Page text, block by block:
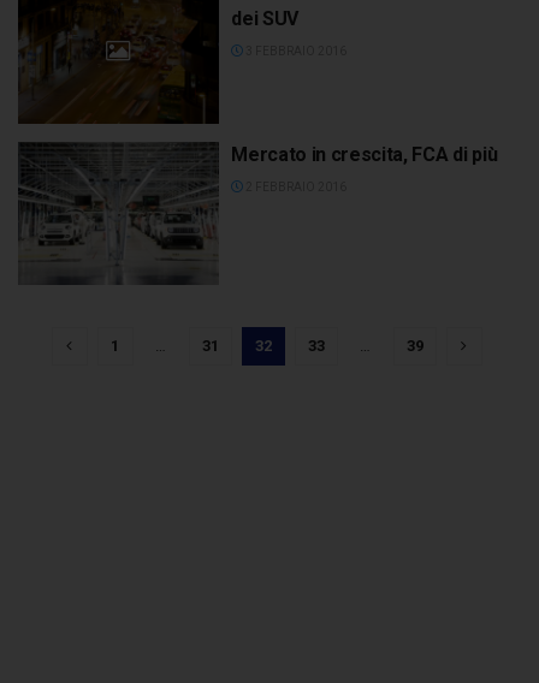
dei SUV
Mercato in crescita, FCA di più
1 … 31 32 33 … 39